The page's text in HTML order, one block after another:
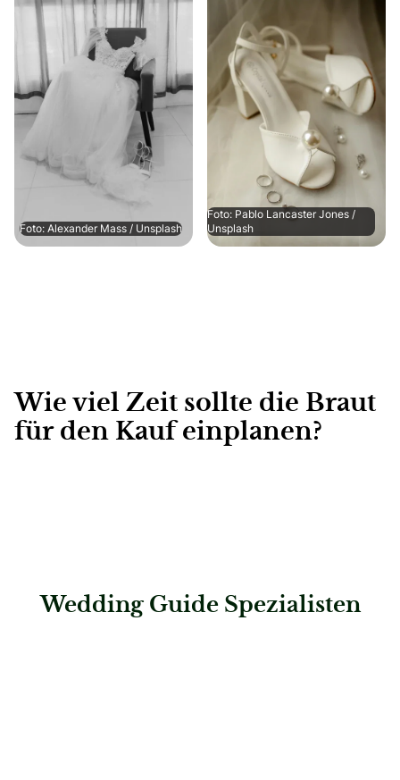
Foto: Alexander Mass / Unsplash
Foto: Pablo Lancaster Jones /
Unsplash
Wie viel Zeit sollte die Braut
für den Kauf einplanen?
Wedding Guide Spezialisten